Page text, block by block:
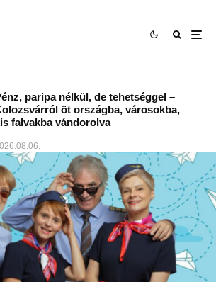
paripa nélkül, de tehetséggel –
öt országba, városokba,
falvakba vándorolva